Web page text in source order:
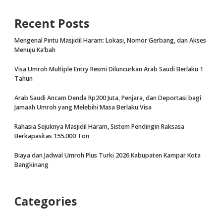
Recent Posts
Mengenal Pintu Masjidil Haram: Lokasi, Nomor Gerbang, dan Akses
Menuju Ka’bah
Visa Umroh Multiple Entry Resmi Diluncurkan Arab Saudi Berlaku 1
Tahun
Arab Saudi Ancam Denda Rp200 Juta, Penjara, dan Deportasi bagi
Jamaah Umroh yang Melebihi Masa Berlaku Visa
Rahasia Sejuknya Masjidil Haram, Sistem Pendingin Raksasa
Berkapasitas 155.000 Ton
Biaya dan Jadwal Umroh Plus Turki 2026 Kabupaten Kampar Kota
Bangkinang
Categories